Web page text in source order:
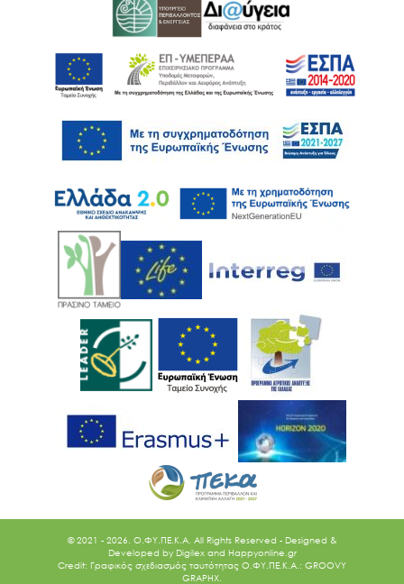
© 2021 - 2026. O.ΦΥ.ΠΕ.Κ.Α. All Rights Reserved - Designed &
Developed by Digilex and Happyonline.gr
Credit: Γραφικός σχεδιασμός ταυτότητας Ο.ΦΥ.ΠΕ.Κ.Α.: GROOVY
GRAPHX.